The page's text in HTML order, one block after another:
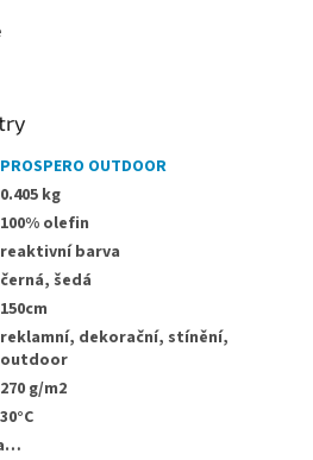
PROSPERO OUTDOOR
0.405 kg
100% olefin
reaktivní barva
černá, šedá
150cm
reklamní, dekorační, stínění,
outdoor
270 g/m2
30°C